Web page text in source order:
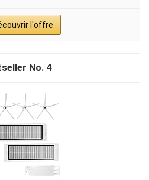
l'offre
4